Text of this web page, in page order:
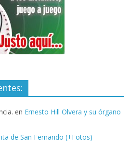
en Ernesto Hill Olvera y su órgano
de San Fernando (+Fotos)